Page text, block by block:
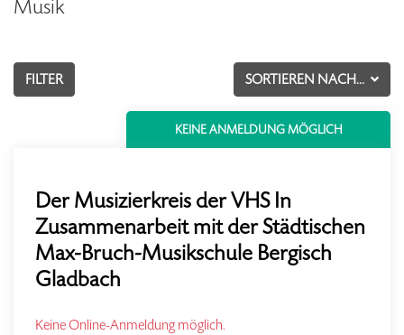
Musik
SORTIEREN NACH...
FILTER
KEINE ANMELDUNG MÖGLICH
Der Musizierkreis der VHS In
Zusammenarbeit mit der Städtischen
Max-Bruch-Musikschule Bergisch
Gladbach
Keine Online-Anmeldung möglich.